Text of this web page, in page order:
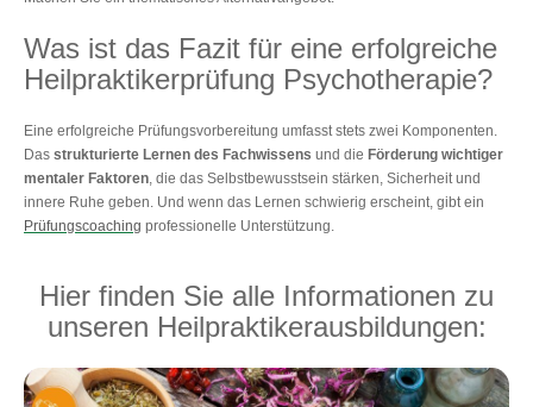
Was ist das Fazit für eine erfolgreiche
Heilpraktikerprüfung Psychotherapie?
Eine erfolgreiche Prüfungsvorbereitung umfasst stets zwei Komponenten.
Das strukturierte Lernen des Fachwissens und die Förderung wichtiger
mentaler Faktoren , die das Selbstbewusstsein stärken, Sicherheit und
innere Ruhe geben. Und wenn das Lernen schwierig erscheint, gibt ein
Prüfungscoaching professionelle Unterstützung.
Hier finden Sie alle Informationen zu
unseren Heilpraktikerausbildungen: